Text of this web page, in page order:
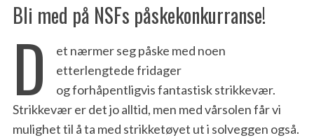
Bli med på NSFs påskekonkurranse!
D
et nærmer seg påske med noen
etterlengtede fridager
og forhåpentligvis fantastisk strikkevær.
Strikkevær er det jo alltid, men med vårsolen får vi
mulighet til å ta med strikketøyet ut i solveggen også.